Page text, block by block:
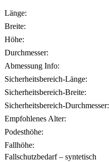
Länge:
Breite:
Höhe:
Durchmesser:
Abmessung Info:
Sicherheitsbereich-Länge:
Sicherheitsbereich-Breite:
Sicherheitsbereich-Durchmesser:
Empfohlenes Alter:
Podesthöhe:
Fallhöhe:
Fallschutzbedarf – syntetisch